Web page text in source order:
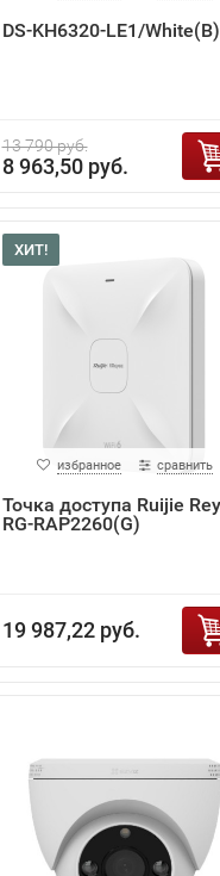
DS-KH6320-LE1/White(B)
13 790 руб.
8 963,50 руб.
ХИТ!
избранное сравнить
Точка доступа Ruijie
RG-RAP2260(G)
19 987,22 руб.